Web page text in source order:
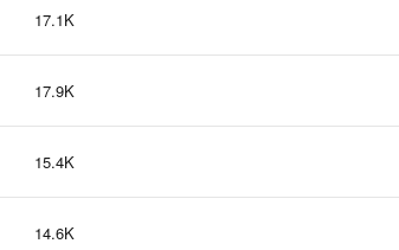
17.1K
17.9K
15.4K
14.6K